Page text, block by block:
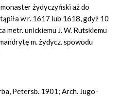
żydyczyński aż do
w r. 1617 lub 1618, gdyż 10
metr. unickiemu J. W. Rutskiemu
m. żydycz. spowodu
Petersb. 1901; Arch. Jugo-